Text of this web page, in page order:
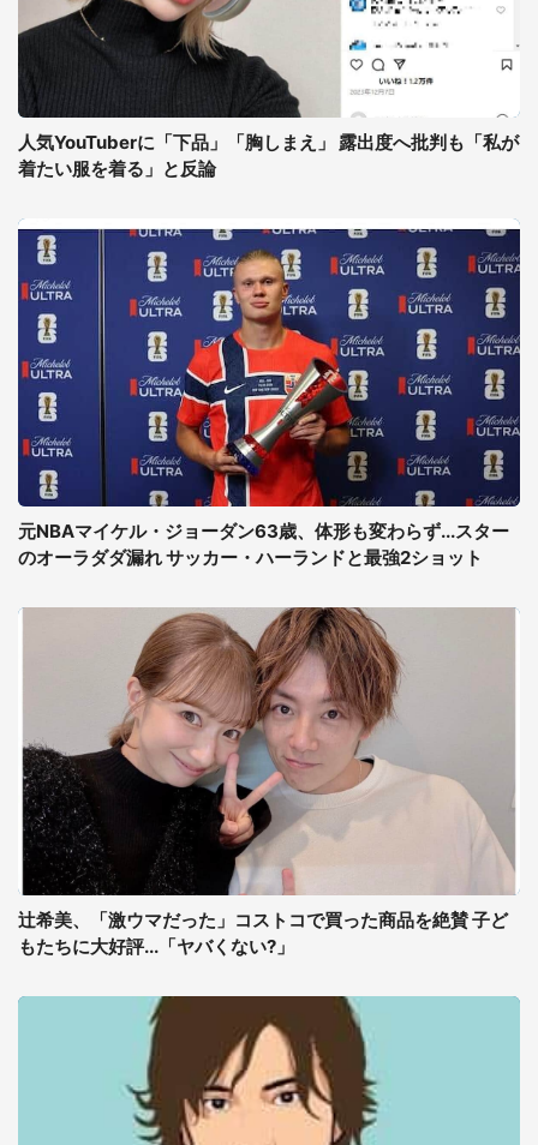
人気YouTuberに「下品」「胸しまえ」 露出度へ批判も「私が
着たい服を着る」と反論
元NBAマイケル・ジョーダン63歳、体形も変わらず...スター
のオーラダダ漏れ サッカー・ハーランドと最強2ショット
辻希美、「激ウマだった」コストコで買った商品を絶賛 子ど
もたちに大好評...「ヤバくない?」